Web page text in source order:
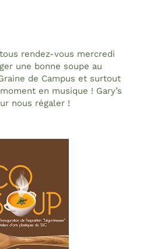
rendez-vous mercredi
une bonne soupe au
de Campus et surtout
en musique ! Gary’s
nous régaler !